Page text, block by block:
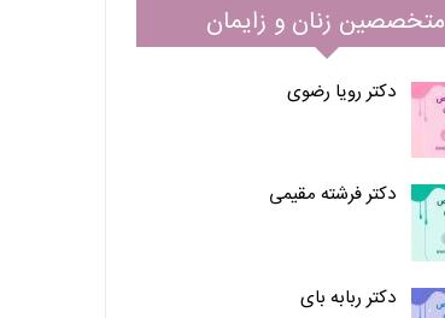
متخصصین زنان و زایمان
دکتر رویا رضوی
دکتر فرشته مقیمی
دکتر ربابه بای